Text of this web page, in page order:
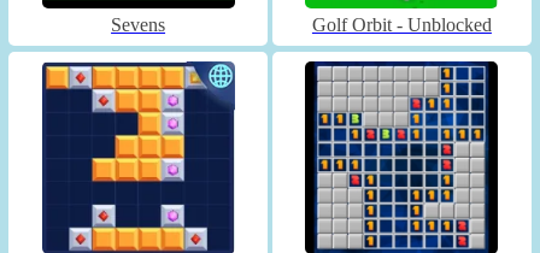
Sevens Golf Orbit - Unblocked